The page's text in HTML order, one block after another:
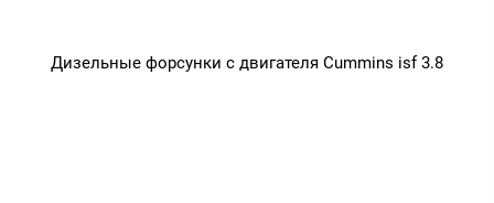
Дизельные форсунки с двигателя Cummins isf 3.8